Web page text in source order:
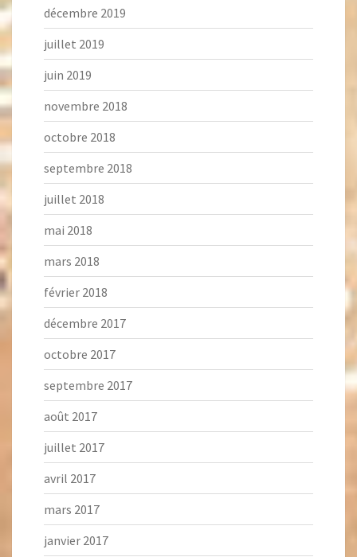
décembre 2019
juillet 2019
juin 2019
novembre 2018
octobre 2018
septembre 2018
juillet 2018
mai 2018
mars 2018
février 2018
décembre 2017
octobre 2017
septembre 2017
août 2017
juillet 2017
avril 2017
mars 2017
janvier 2017